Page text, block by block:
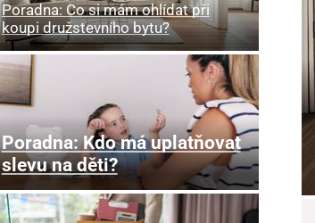
Poradna: Co si mám ohlídat při
koupi družstevního bytu?
Poradna: Kdo má uplatňovat
slevu na děti?